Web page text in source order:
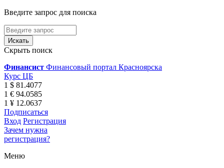
Введите запрос для поиска
Скрыть поиск
Финансист Финансовый портал Красноярска
Курс ЦБ
1 $ 81.4077
1 € 94.0585
1 ¥ 12.0637
Подписаться
Вход Регистрация
Зачем нужна
регистрация?
Меню